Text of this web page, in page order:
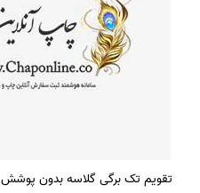
تقویم تک برگی گلاسه بدون پوشش